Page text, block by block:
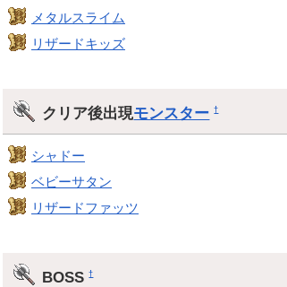
メタルスライム
リザードキッズ
クリア後出現モンスター †
シャドー
ベビーサタン
リザードファッツ
BOSS†